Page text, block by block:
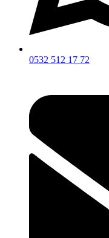
0532 512 17 72